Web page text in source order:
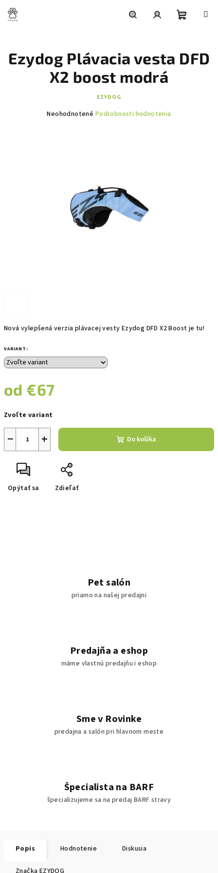
obsah
košík
Nová vylepšená verzia plávacej vesty Ezydog DFD X2 Boost je tu!
VARIANT:
od €67
cena:
Zvoľte variant
+
− Do košíka
Opýtať sa Zdieľať
Ezydog Plávacia vesta DFD
X2 boost modrá
EZYDOG
Priemerné
Neohodnotené Podrobnosti hodnotenia
Pet salón
priamo na našej predajni
Predajňa a eshop
máme vlastnú predajňu i eshop
Sme v Rovinke
predajna a salón pri hlavnom meste
Špecialista na BARF
špecializujeme sa na predaj BARF stravy
Popis Hodnotenie Diskusia
Značka EZYDOG